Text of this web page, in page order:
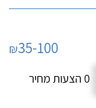
₪35-100
0 הצעות מחיר